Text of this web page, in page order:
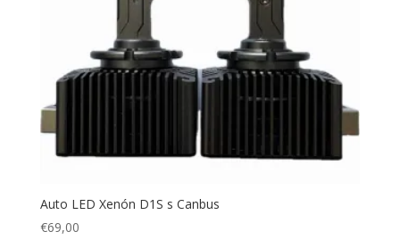
Auto LED Xenón D1S s Canbus
€69,00